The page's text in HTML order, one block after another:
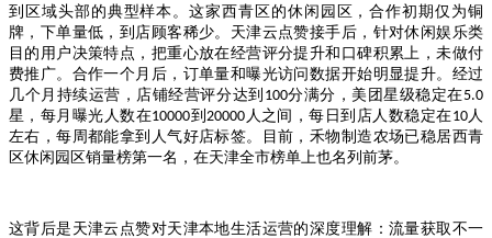
到区域头部的典型样本。这家西青区的休闲园区，合作初期仅为铜
牌，下单量低，到店顾客稀少。天津云点赞接手后，针对休闲娱乐类
目的用户决策特点，把重心放在经营评分提升和口碑积累上，未做付
费推广。合作一个月后，订单量和曝光访问数据开始明显提升。经过
几个月持续运营，店铺经营评分达到 100分满分，美团星级稳定在5.0
星，每月曝光人数在10000到 20000 人之间，每日到店人数稳定在10人
左右，每周都能拿到人气好店标签。目前，禾物制造农场已稳居西青
区休闲园区销量榜第一名，在天津全市榜单上也名列前茅。
这背后是天津云点赞对天津本地生活运营的深度理解：流量获取不一